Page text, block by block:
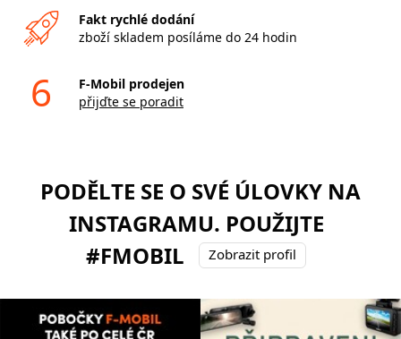
Fakt rychlé dodání
zboží skladem posíláme do 24 hodin
6
F-Mobil prodejen
přijďte se poradit
PODĚLTE SE O SVÉ ÚLOVKY NA
INSTAGRAMU. POUŽIJTE
#FMOBIL
Zobrazit profil